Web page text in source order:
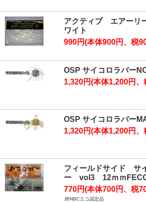
アクティブ エアーリ
ワイト
990円(本体900円、税
OSP サイコロラバー
1,320円(本体1,200円、
OSP サイコロラバー
1,320円(本体1,200円、
フィールドサイド サ
ー vol3 12ｍｍ
770円(本体700円、税
JBNBCエコ認定品